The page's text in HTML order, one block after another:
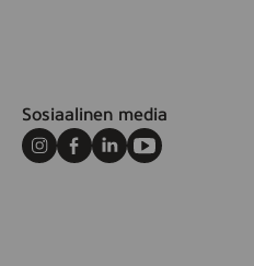
Sosiaalinen media
Instagram
Facebook
LinkedInYoutube